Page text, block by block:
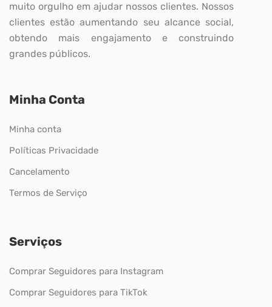
muito orgulho em ajudar nossos clientes. Nossos
clientes estão aumentando seu alcance social,
obtendo mais engajamento e construindo
grandes públicos.
Minha Conta
Minha conta
Políticas Privacidade
Cancelamento
Termos de Serviço
Serviços
Comprar Seguidores para Instagram
Comprar Seguidores para TikTok